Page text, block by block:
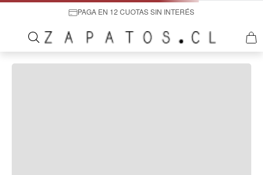
PAGA EN 12 CUOTAS SIN INTERÉS